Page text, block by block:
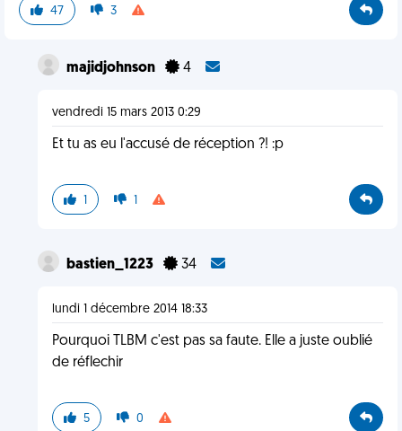
47 3
majidjohnson 4
vendredi 15 mars 2013 0:29
Et tu as eu l'accusé de réception ?! :p
1 1
bastien_1223 34
lundi 1 décembre 2014 18:33
Pourquoi TLBM c'est pas sa faute. Elle a juste oublié
de réflechir
5 0